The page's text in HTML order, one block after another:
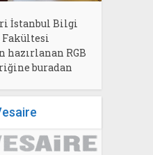
İstanbul Bilgi
RGB
buradan